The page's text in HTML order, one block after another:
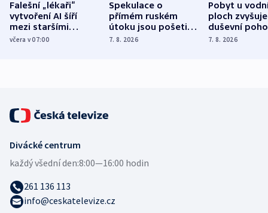
Falešní „lékaři“
vytvoření AI šíří
mezi staršími
Poláky nebezpečné
včera v 07:00
Spekulace o
přímém ruském
útoku jsou pošetilé,
míní estonský
7. 8. 2026
Pobyt u
ploch zvyšuje
duševní
ukázala
7. 8. 2026
Divácké centrum
každý všední den:8:00—16:00 hodin
261 136 113
info@ceskatelevize.cz